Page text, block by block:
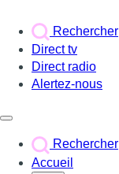
Rechercher
Direct tv
Direct radio
Alertez-nous
Rechercher
Accueil